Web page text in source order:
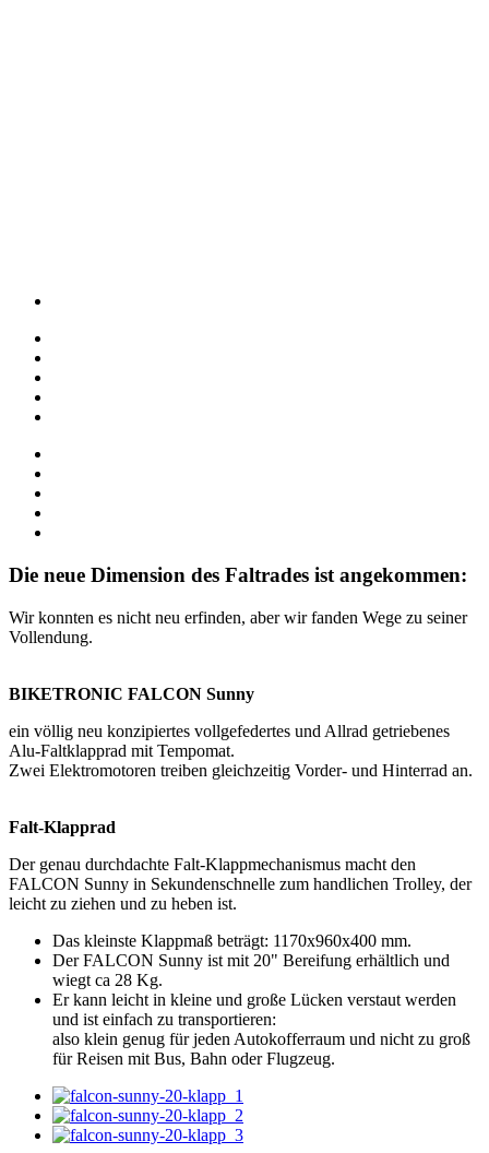
Die neue Dimension des Faltrades ist angekommen:
Wir konnten es nicht neu erfinden, aber wir fanden Wege zu seiner
Vollendung.
BIKETRONIC FALCON Sunny
ein völlig neu konzipiertes vollgefedertes und Allrad getriebenes
Alu-Faltklapprad mit Tempomat.
Zwei Elektromotoren treiben gleichzeitig Vorder- und Hinterrad an.
Falt-Klapprad
Der genau durchdachte Falt-Klappmechanismus macht den
FALCON Sunny in Sekundenschnelle zum handlichen Trolley, der
leicht zu ziehen und zu heben ist.
Das kleinste Klappmaß beträgt: 1170x960x400 mm.
Der FALCON Sunny ist mit 20" Bereifung erhältlich und
wiegt ca 28 Kg.
Er kann leicht in kleine und große Lücken verstaut werden
und ist einfach zu transportieren:
also klein genug für jeden Autokofferraum und nicht zu groß
für Reisen mit Bus, Bahn oder Flugzeug.